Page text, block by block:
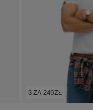
3 ZA 249ZŁ